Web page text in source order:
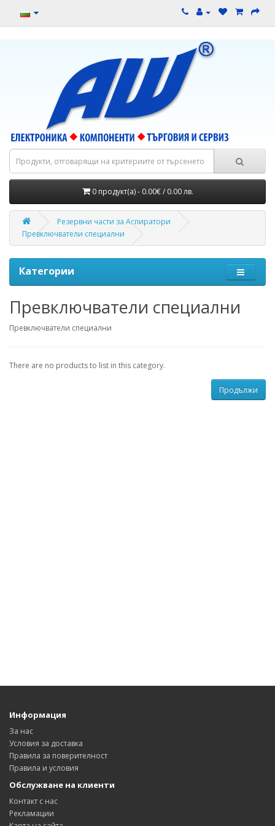
0 продукт(а) - 0.00€ / 0.00 лв.
Резервни части за Аспиратори
Превключватели специални
Категории
Превключватели специални
Превключватели специални
There are no products to list in this category.
Продължи
Информация
За нас
Условия за доставка
Правила за поверителност
Правила и условия
Обслужване на клиенти
Контакт с нас
Рекламации